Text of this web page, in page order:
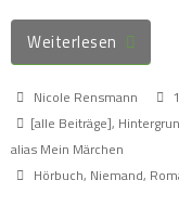
Weiterlesen
Nicole Rensmann
[alle Beiträge],
alias Mein Märchen
Hörbuch, Niemand,